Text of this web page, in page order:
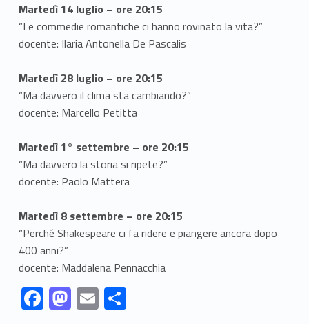
Martedì 14 luglio – ore 20:15
“Le commedie romantiche ci hanno rovinato la vita?”
docente: Ilaria Antonella De Pascalis
Martedì 28 luglio – ore 20:15
“Ma davvero il clima sta cambiando?”
docente: Marcello Petitta
Martedì 1° settembre – ore 20:15
“Ma davvero la storia si ripete?”
docente: Paolo Mattera
Martedì 8 settembre – ore 20:15
“Perché Shakespeare ci fa ridere e piangere ancora dopo
400 anni?”
docente: Maddalena Pennacchia
Link identifier #identifier__142055-1
F
Link identifier #identifier__52904-2 M
Link identifier #identifier__66033-3 E
Link identifier #identifier__170671-4 C